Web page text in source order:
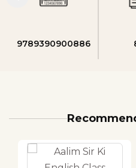
9789390900886